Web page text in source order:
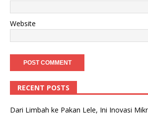
Website
RECENT POSTS
Dari Limbah ke Pakan Lele, Ini Inovasi